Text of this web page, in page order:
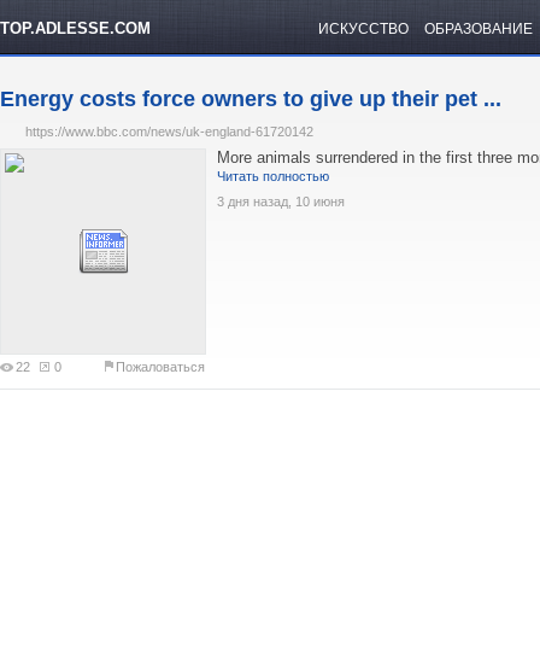
TOP.ADLESSE.COM ИСКУССТВО ОБРАЗОВАНИЕ
Energy costs force owners to give up their pet ...
https://www.bbc.com/news/uk-england-61720142
22 0 Пожаловаться
More animals surrendered in the first three
Читать полностью
3 дня назад, 10 июня